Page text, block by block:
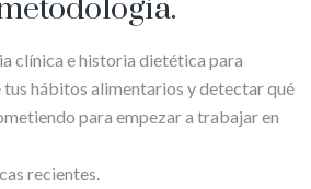
clínica e historia dietética para
hábitos alimentarios y detectar qué
para empezar a trabajar en
recientes.